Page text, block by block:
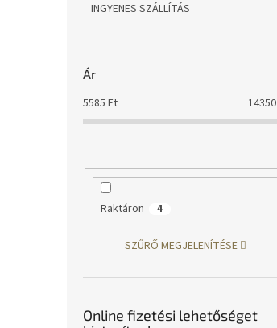
INGYENES SZÁLLÍTÁS
Ár
5585 Ft 14350
Raktáron 4
SZŰRŐ MEGJELENÍTÉSE
Online fizetési lehetőséget